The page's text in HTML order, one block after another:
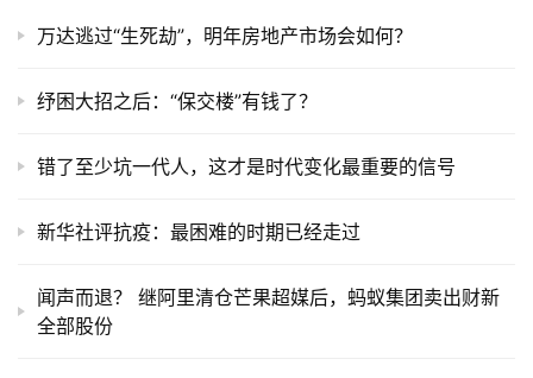
万达逃过“生死劫”，明年房地产市场会如何？
纾困大招之后：“保交楼”有钱了？
错了至少坑一代人，这才是时代变化最重要的信号
新华社评抗疫：最困难的时期已经走过
闻声而退？ 继阿里清仓芒果超媒后，蚂蚁集团卖出财新
全部股份